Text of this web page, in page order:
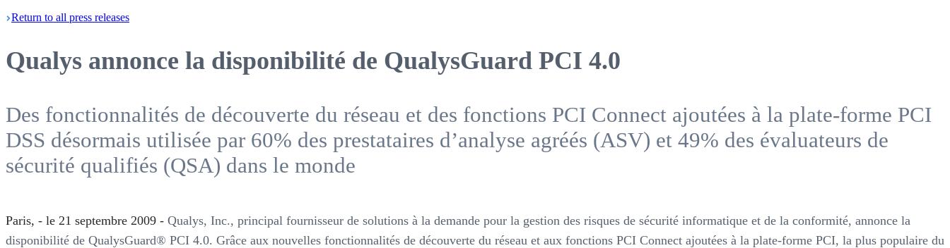
Return to all press releases
Qualys annonce la disponibilité de QualysGuard PCI 4.0
Des fonctionnalités de découverte du réseau et des fonctions PCI Connect ajoutées à la plate-forme PCI
DSS désormais utilisée par 60% des prestataires d’analyse agréés (ASV) et 49% des évaluateurs de
sécurité qualifiés (QSA) dans le monde
Paris, - le 21 septembre 2009 - Qualys, Inc., principal fournisseur de solutions à la demande pour la gestion des risques de sécurité informatique et de la conformité, annonce la
disponibilité de QualysGuard® PCI 4.0. Grâce aux nouvelles fonctionnalités de découverte du réseau et aux fonctions PCI Connect ajoutées à la plate-forme PCI, la plus populaire du